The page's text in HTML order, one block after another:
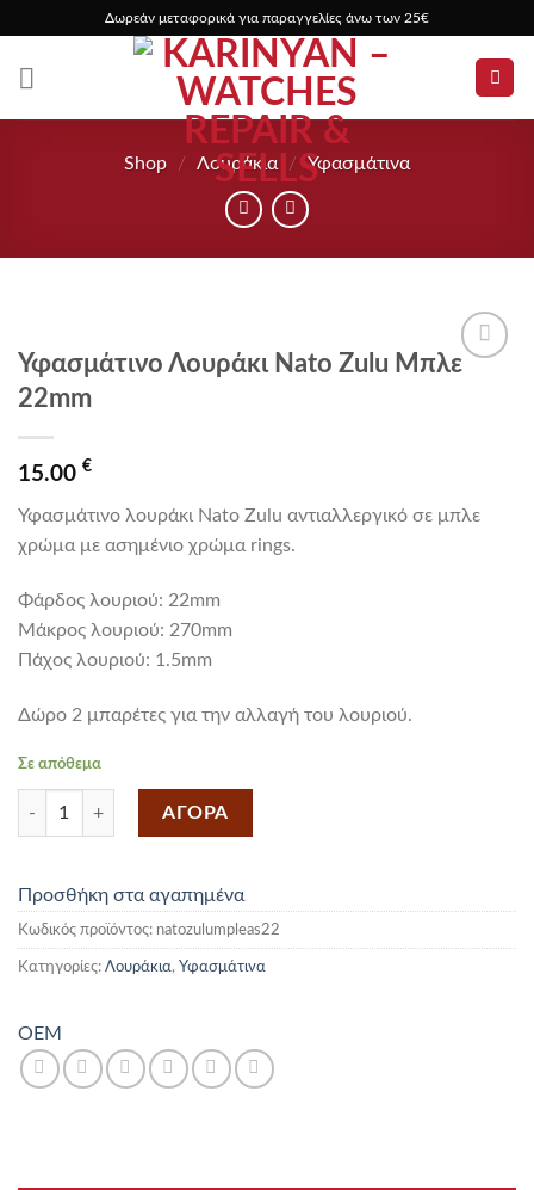
content
Δωρεάν μεταφορικά για παραγγελίες άνω των 25€
Shop / Λουράκια / Υφασμάτινα
Υφασμάτινο Λουράκι Nato Zulu Μπλε
22mm
15.00 €
Υφασμάτινο λουράκι Nato Zulu αντιαλλεργικό σε μπλε
χρώμα με ασημένιο χρώμα rings.
Φάρδος λουριού: 22mm
Mάκρος λουριού: 270mm
Πάχος λουριού: 1.5mm
Δώρο 2 μπαρέτες για την αλλαγή του λουριού.
Σε απόθεμα
Υφασμάτινο Λουράκι Nato Zulu Μπλε 22mm ποσότητα
ΑΓΟΡΑ
Προσθήκη στα αγαπημένα
Κωδικός προϊόντος: natozulumpleas22
Κατηγορίες: Λουράκια, Υφασμάτινα
OEM